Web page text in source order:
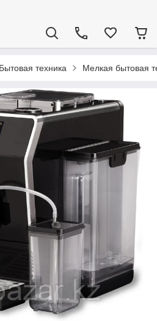
Бытовая техника Мелкая бытовая